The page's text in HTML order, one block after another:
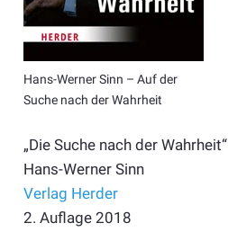
Hans-Werner Sinn – Auf der
Suche nach der Wahrheit
„Die Suche nach der Wahrheit“
Hans-Werner Sinn
Verlag Herder
2. Auflage 2018